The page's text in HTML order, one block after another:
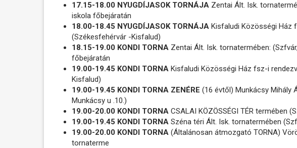
17.15-18.00 NYUGDÍJASOK TORNÁJA Zentai Ált. Isk.
iskola főbejáratán
18.00-18.45 NYUGDÍJASOK TORNÁJA Kisfaludi Közösségi Ház
(Székesfehérvár -Kisfalud)
18.15-19.00 KONDI TORNA Zentai Ált. Isk. tornatermében:
főbejáratán
19.00-19.45 KONDI TORNA Kisfaludi Közösségi Ház fsz-i
Kisfalud)
19.00-19.45 KONDI TORNA ZENÉRE (16 évtől) Munkácsy Mihály
Munkácsy u .10.)
19.00-20.00 KONDI TORNA CSALAI KÖZÖSSÉGI TÉR termében
19.00-19.45 KONDI TORNA Széna téri Ált. Isk. tornatermében
19.00-20.00 KONDI TORNA (Általánosan átmozgató TORNA)
tornaterme